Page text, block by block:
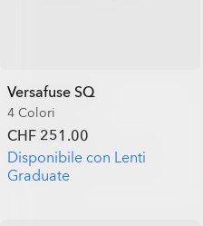
Versafuse SQ
4 Colori
CHF 251.00
Disponibile con Lenti
Graduate